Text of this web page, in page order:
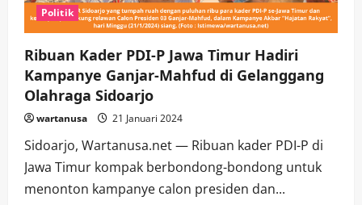
Politik
Ribuan Kader PDI-P Jawa Timur Hadiri
Kampanye Ganjar-Mahfud di Gelanggang
Olahraga Sidoarjo
wartanusa 21 Januari 2024
Sidoarjo, Wartanusa.net — Ribuan kader PDI-P di
Jawa Timur kompak berbondong-bondong untuk
menonton kampanye calon presiden dan...